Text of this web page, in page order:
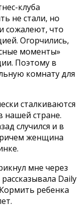
клуба
не стали, но
сожалеют, что
Огорчились,
моменты»
Поэтому в
комнату для
сталкиваются
нашей стране.
случился и в
женщина
мне через
Daily
ребенка